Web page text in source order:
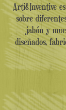
Arti&Inventive
sobre
jabón y
diseñados,